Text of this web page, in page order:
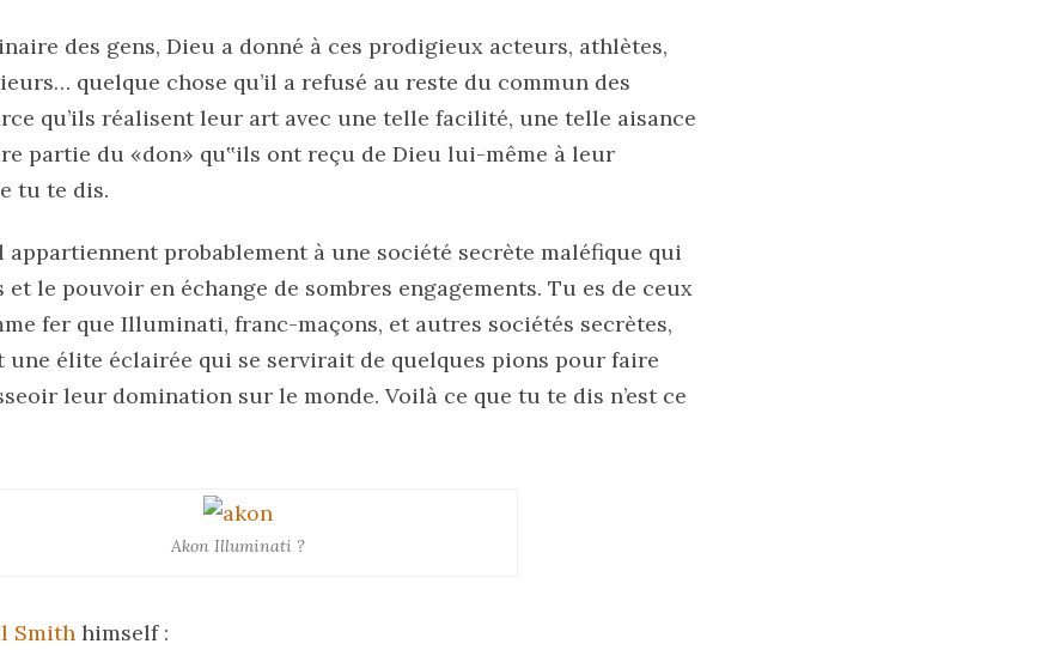
des gens, Dieu a donné à ces prodigieux acteurs, athlètes,
quelque chose qu’il a refusé au reste du commun des
qu’ils réalisent leur art avec une telle facilité, une telle aisance
partie du «don» qu‟ils ont reçu de Dieu lui-même à leur
tu te dis.
appartiennent probablement à une société secrète maléfique qui
le pouvoir en échange de sombres engagements. Tu es de ceux
fer que Illuminati, franc-maçons, et autres sociétés secrètes,
élite éclairée qui se servirait de quelques pions pour faire
leur domination sur le monde. Voilà ce que tu te dis n’est ce
Akon Illuminati ?
Smithhimself :